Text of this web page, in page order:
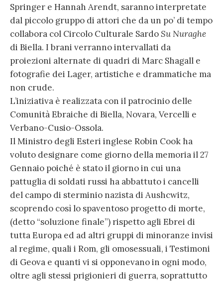
Springer e Hannah Arendt, saranno interpretate
dal piccolo gruppo di attori che da un po’ di tempo
collabora col Circolo Culturale SardoSu Nuraghe
di Biella. I brani verranno intervallati da
proiezioni alternate di quadri di Marc Shagall e
fotografie dei Lager, artistiche e drammatiche ma
non crude.
L’iniziativa è realizzata con il patrocinio delle
Comunità Ebraiche di Biella, Novara, Vercelli e
Verbano-Cusio-Ossola.
Il Ministro degli Esteri inglese Robin Cook ha
voluto designare come giorno della memoria il 27
Gennaio poiché è stato il giorno in cui una
pattuglia di soldati russi ha abbattuto i cancelli
del campo di sterminio nazista di Aushcwitz,
scoprendo così lo spaventoso progetto di morte,
(detto “soluzione finale”) rispetto agli Ebrei di
tutta Europa ed ad altri gruppi di minoranze invisi
al regime, quali i Rom, gli omosessuali, i Testimoni
di Geova e quanti vi si opponevano in ogni modo,
oltre agli stessi prigionieri di guerra, soprattutto